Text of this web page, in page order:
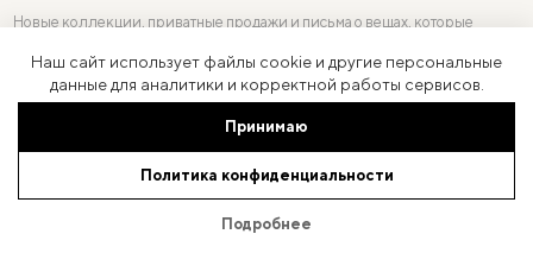
Новые коллекции, приватные продажи и письма о вещах, которые
Наш сайт использует файлы cookie и другие персональные
данные для аналитики и корректной работы сервисов.
Принимаю
Политика конфиденциальности
Подробнее